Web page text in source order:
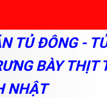
TỦ ĐÔNG -
BÀY THỊT
NHẬT